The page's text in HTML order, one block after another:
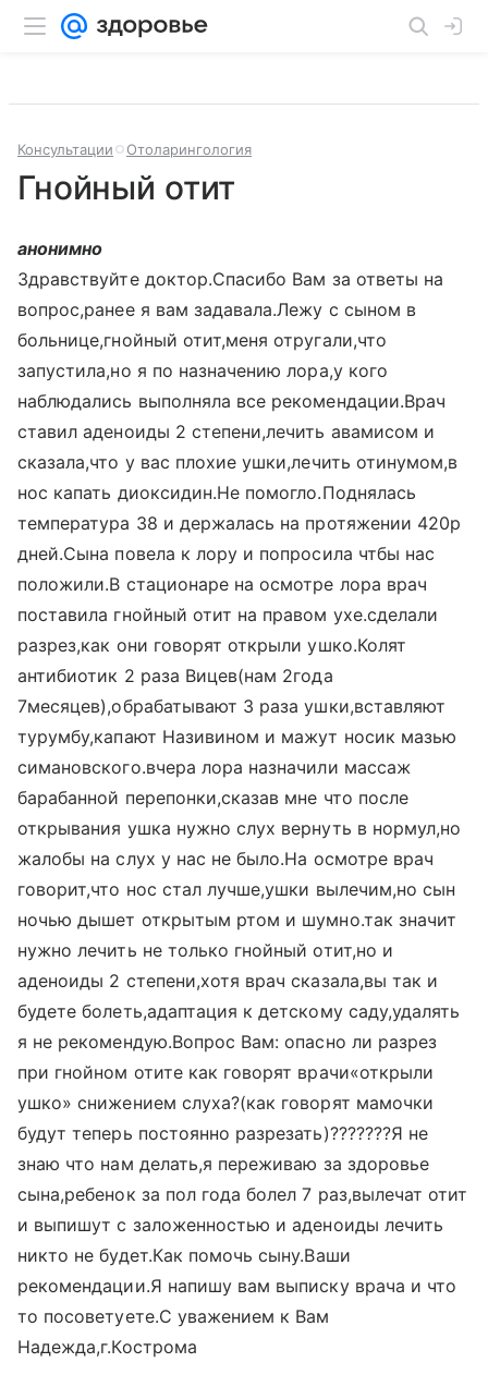
Консультации Отоларингология
Гнойный отит
анонимно
Здравствуйте доктор.Спасибо Вам за ответы на
вопрос,ранее я вам задавала.Лежу с сыном в
больнице,гнойный отит,меня отругали,что
запустила,но я по назначению лора,у кого
наблюдались выполняла все рекомендации.Врач
ставил аденоиды 2 степени,лечить авамисом и
сказала,что у вас плохие ушки,лечить отинумом,в
нос капать диоксидин.Не помогло.Поднялась
температура 38 и держалась на протяжении 420р
дней.Сына повела к лору и попросила чтбы нас
положили.В стационаре на осмотре лора врач
поставила гнойный отит на правом ухе.сделали
разрез,как они говорят открыли ушко.Колят
антибиотик 2 раза Вицев(нам 2года
7месяцев),обрабатывают 3 раза ушки,вставляют
турумбу,капают Називином и мажут носик мазью
симановского.вчера лора назначили массаж
барабанной перепонки,сказав мне что после
открывания ушка нужно слух вернуть в нормул,но
жалобы на слух у нас не было.На осмотре врач
говорит,что нос стал лучше,ушки вылечим,но сын
ночью дышет открытым ртом и шумно.так значит
нужно лечить не только гнойный отит,но и
аденоиды 2 степени,хотя врач сказала,вы так и
будете болеть,адаптация к детскому саду,удалять
я не рекомендую.Вопрос Вам: опасно ли разрез
при гнойном отите как говорят врачи«открыли
ушко» снижением слуха?(как говорят мамочки
будут теперь постоянно разрезать)???????Я не
знаю что нам делать,я переживаю за здоровье
сына,ребенок за пол года болел 7 раз,вылечат отит
и выпишут с заложенностью и аденоиды лечить
никто не будет.Как помочь сыну.Ваши
рекомендации.Я напишу вам выписку врача и что
то посоветуете.С уважением к Вам
Надежда,г.Кострома